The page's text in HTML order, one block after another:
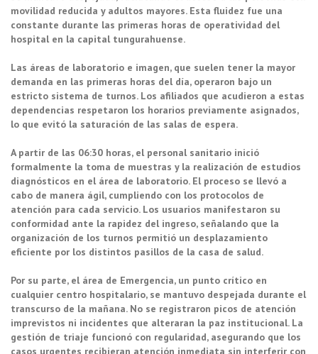
movilidad reducida y adultos mayores. Esta fluidez fue una
constante durante las primeras horas de operatividad del
hospital en la capital tungurahuense.
Las áreas de laboratorio e imagen, que suelen tener la mayor
demanda en las primeras horas del día, operaron bajo un
estricto sistema de turnos. Los afiliados que acudieron a estas
dependencias respetaron los horarios previamente asignados,
lo que evitó la saturación de las salas de espera.
A partir de las 06:30 horas, el personal sanitario inició
formalmente la toma de muestras y la realización de estudios
diagnósticos en el área de laboratorio. El proceso se llevó a
cabo de manera ágil, cumpliendo con los protocolos de
atención para cada servicio. Los usuarios manifestaron su
conformidad ante la rapidez del ingreso, señalando que la
organización de los turnos permitió un desplazamiento
eficiente por los distintos pasillos de la casa de salud.
Por su parte, el área de Emergencia, un punto crítico en
cualquier centro hospitalario, se mantuvo despejada durante el
transcurso de la mañana. No se registraron picos de atención
imprevistos ni incidentes que alteraran la paz institucional. La
gestión de triaje funcionó con regularidad, asegurando que los
casos urgentes recibieran atención inmediata sin interferir con